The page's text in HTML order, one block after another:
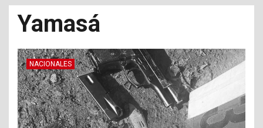
Yamasá
NACIONALES